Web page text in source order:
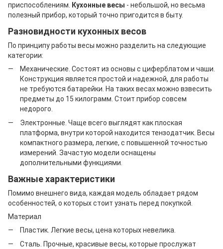
приспособлениям. Кухонные весы - небольшой, но весьма
полезный прибор, который точно пригодится в быту.
Разновидности кухонных весов
По принципу работы весы можно разделить на следующие
категории:
Механические. Состоят из основы с циферблатом и чаши.
Конструкция является простой и надежной, для работы
не требуются батарейки. На таких весах можно взвесить
предметы до 15 килограмм. Стоит прибор совсем
недорого.
Электронные. Чаще всего выглядят как плоская
платформа, внутри которой находится тензодатчик. Весы
компактного размера, легкие, с повышенной точностью
измерений. Зачастую модели оснащены
дополнительными функциями.
Важные характеристики
Помимо внешнего вида, каждая модель обладает рядом
особенностей, о которых стоит узнать перед покупкой.
Материал
Пластик. Легкие весы, цена которых невелика.
Сталь. Прочные, красивые весы, которые прослужат